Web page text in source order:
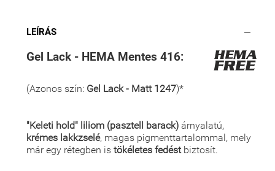
LEÍRÁS
Gel Lack - HEMA Mentes 416:
(Azonos szín: Gel Lack - Matt 1247)*
"Keleti hold" liliom (pasztell barack) árnyalatú,
krémes lakkzselé, magas pigmenttartalommal, mely
már egy rétegben is tökéletes fedéstbiztosít.